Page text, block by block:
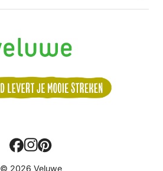
Volg
© 2026 Veluwe